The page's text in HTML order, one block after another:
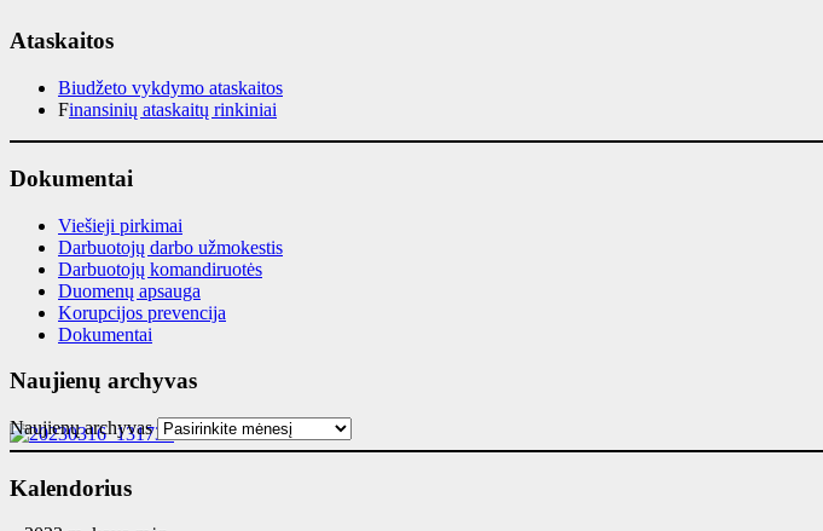
Ataskaitos
Biudžeto vykdymo ataskaitos
Finansinių ataskaitų rinkiniai
Dokumentai
Viešieji pirkimai
Darbuotojų darbo užmokestis
Darbuotojų komandiruotės
Duomenų apsauga
Korupcijos prevencija
Dokumentai
Naujienų archyvas
Naujienų archyvas
Kalendorius